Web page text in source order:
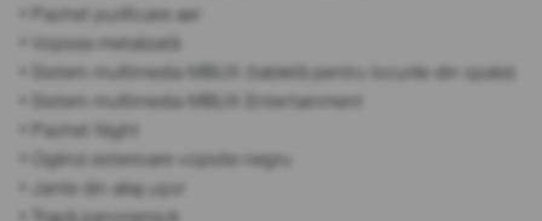
• Pachet purificare aer
• Vopsea metalizată
• Sistem multimedia MBUX (tabletă pentru locurile din spate)
• Sistem multimedia MBUX Entertainment
• Pachet Night
• Oglinzi exterioare vopsite negru
• Jante din aliaj ușor